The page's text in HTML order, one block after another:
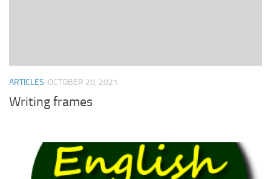
ARTICLES OCTOBER 20, 2021
Writing frames